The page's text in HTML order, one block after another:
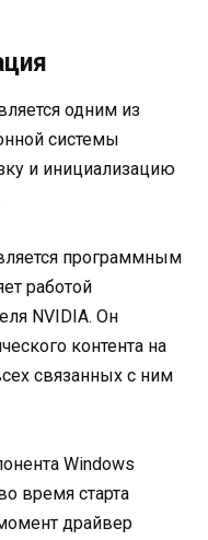
одним из
системы
и инициализацию
программным
работой
NVIDIA. Он
контента на
связанных с ним
Windows
время старта
драйвер